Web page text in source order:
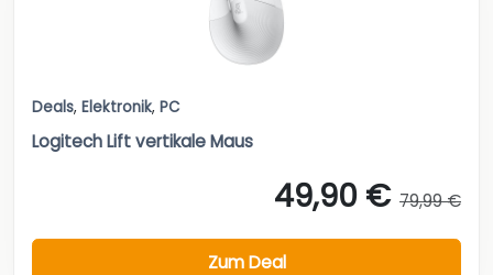
Deals, Elektronik, PC
Logitech Lift vertikale Maus
49,90 € 79,99 €
Zum Deal